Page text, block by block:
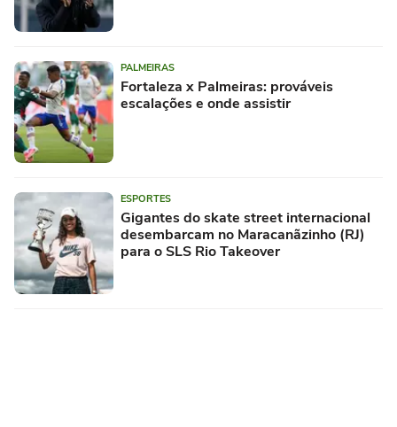
PALMEIRAS
Fortaleza x Palmeiras: prováveis
escalações e onde assistir
ESPORTES
Gigantes do skate street internacional
desembarcam no Maracanãzinho (RJ)
para o SLS Rio Takeover